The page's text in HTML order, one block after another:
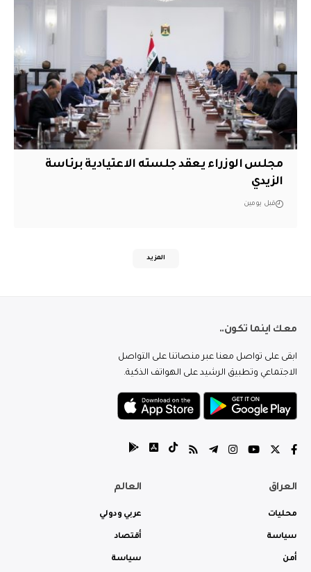
مجلس الوزراء يعقد جلسته الاعتيادية برئاسة
الزيدي
قبل يومين
المزيد
معك اينما تكون..
ابقى على تواصل معنا عبر منصاتنا على التواصل
الاجتماعي وتطبيق الرشيد على الهواتف الذكية.
العراق
محليات
سياسة
أمن
العالم
عربي ودولي
أقتصاد
سياسة